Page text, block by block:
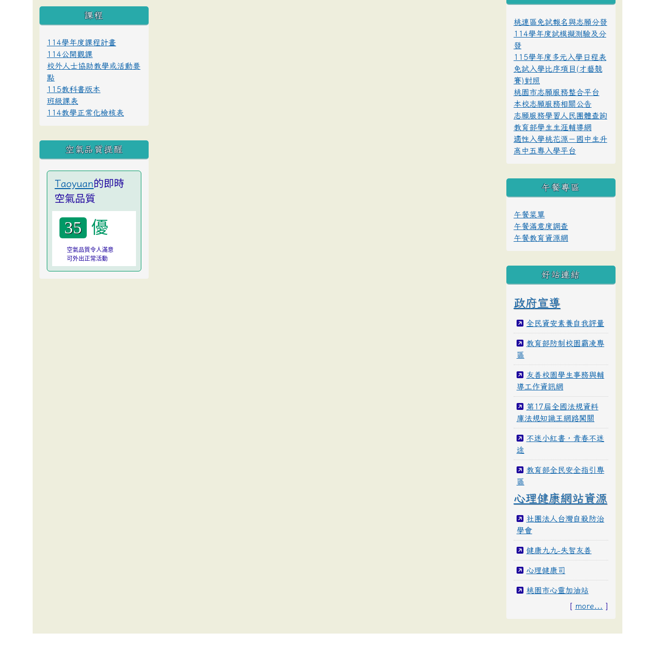
課程
114學年度課程計畫
114公開觀課
校外人士協助教學或活動要
點
115教科書版本
班級課表
114教學正常化檢核表
空氣品質提醒
Taoyuan的即時
空氣品質
35 優
空氣品質令人滿意
可外出正常活動
桃連區免試報名與志願分發
114學年度試模擬測驗及分
發
115學年度多元入學日程表
免試入學比序項目(才藝競
賽)對照
桃園市志願服務整合平台
本校志願服務相關公告
志願服務學習人民團體查詢
教育部學生生涯輔導網
適性入學桃花源－國中生升
高中五專入學平台
午餐專區
午餐菜單
午餐滿意度調查
午餐教育資源網
好站連結
政府宣導
全民資安素養自我評量
教育部防制校園霸凌專
區
友善校園學生事務與輔
導工作資訊網
第17屆全國法規資料
庫法規知識王網路闖關
不迷小紅書，青春不迷
途
教育部全民安全指引專
區
心理健康網站資源
社團法人台灣自殺防治
學會
健康九九-失智友善
心理健康司
桃園市心靈加油站
[ more... ]